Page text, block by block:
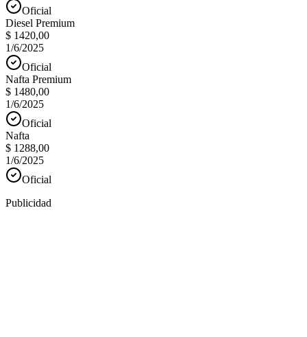
Oficial
Diesel Premium
$ 1420,00
1/6/2025
Oficial
Nafta Premium
$ 1480,00
1/6/2025
Oficial
Nafta
$ 1288,00
1/6/2025
Oficial
Publicidad